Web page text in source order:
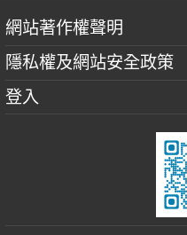
網站著作權聲明
隱私權及網站安全政策
登入